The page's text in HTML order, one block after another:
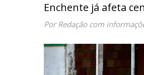
Enchente já afeta
Por Redação com